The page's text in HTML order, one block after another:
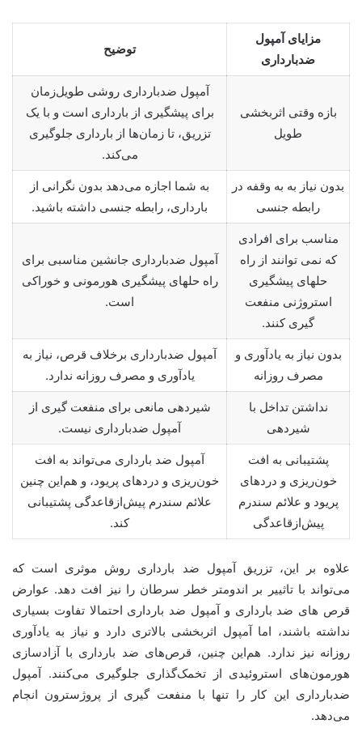
مزایای آمپول
ضدبارداری
توضیح
بازه وقتی اثربخشی
طویل
آمپول ضدبارداری روشی طویل‌زمان
برای پیشگیری از بارداری است و با یک
تزریق، تا زمان‌ها از بارداری جلوگیری
می‌کند.
بدون نیاز به به وقفه در
رابطه جنسی
به شما اجازه می‌دهد بدون نگرانی از
بارداری، رابطه جنسی داشته باشید.
مناسب برای افرادی
که نمی توانند از راه
حلهای پیشگیری
استروژنی منفعت
گیری کنند.
آمپول ضدبارداری جانشین مناسبی برای
راه حلهای پیشگیری هورمونی و خوراکی
است.
بدون نیاز به یادآوری و
مصرف روزانه
آمپول ضدبارداری برخلاف قرص، نیاز به
یادآوری و مصرف روزانه ندارد.
نداشتن تداخل با
شیردهی
شیردهی مانعی برای منفعت گیری از
آمپول ضدبارداری نیست.
پشتیبانی به افت
خون‌ریزی و دردهای
پریود و علائم سندرم
پیش‌ازقاعدگی
آمپول ضد بارداری می‌تواند به افت
خون‌ریزی و دردهای پریود، و هم‌این چنین
علائم سندرم پیش‌ازقاعدگی پشتیبانی
کند.
علاوه بر این، تزریق آمپول ضد بارداری روش موثری است که
می‌تواند با تاثییر بر اندومتر خطر سرطان را نیز افت دهد. عوارض
قرص های ضد بارداری و آمپول ضد بارداری احتمالا تفاوت بسیاری
نداشته باشند، اما آمپول اثربخشی بالاتری دارد و نیاز به یادآوری
روزانه نیز ندارد. هم‌این چنین، قرص‌های ضد بارداری با آزادسازی
هورمون‌های استروئیدی از تخمک‌گذاری جلوگیری می‌کنند. آمپول
ضدبارداری این کار را تنها با منفعت گیری از پروژسترون انجام
می‌دهد.